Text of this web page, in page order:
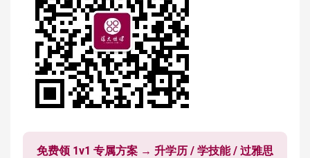
免费领 1v1 专属方案 → 升学历 / 学技能 / 过雅思